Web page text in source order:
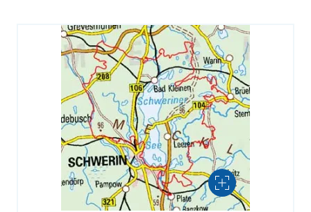
Vergrößern